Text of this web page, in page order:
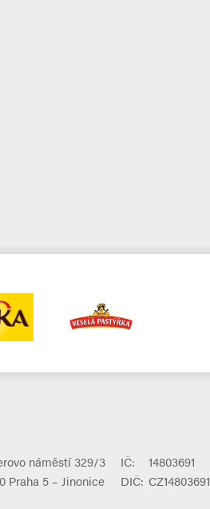
náměstí 329/3
Praha 5 – Jinonice
IČ:
14803691
DIČ: CZ14803691